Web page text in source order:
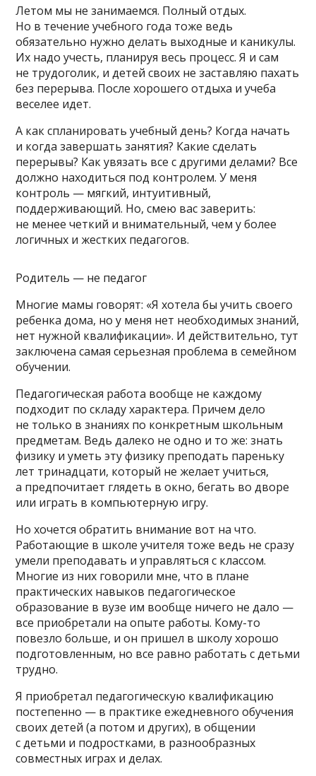
Летом мы не занимаемся. Полный отдых.
Но в течение учебного года тоже ведь
обязательно нужно делать выходные и каникулы.
Их надо учесть, планируя весь процесс. Я и сам
не трудоголик, и детей своих не заставляю пахать
без перерыва. После хорошего отдыха и учеба
веселее идет.
А как спланировать учебный день? Когда начать
и когда завершать занятия? Какие сделать
перерывы? Как увязать все с другими делами? Все
должно находиться под контролем. У меня
контроль — мягкий, интуитивный,
поддерживающий. Но, смею вас заверить:
не менее четкий и внимательный, чем у более
логичных и жестких педагогов.
Родитель — не педагог
Многие мамы говорят: «Я хотела бы учить своего
ребенка дома, но у меня нет необходимых знаний,
нет нужной квалификации». И действительно, тут
заключена самая серьезная проблема в семейном
обучении.
Педагогическая работа вообще не каждому
подходит по складу характера. Причем дело
не только в знаниях по конкретным школьным
предметам. Ведь далеко не одно и то же: знать
физику и уметь эту физику преподать пареньку
лет тринадцати, который не желает учиться,
а предпочитает глядеть в окно, бегать во дворе
или играть в компьютерную игру.
Но хочется обратить внимание вот на что.
Работающие в школе учителя тоже ведь не сразу
умели преподавать и управляться с классом.
Многие из них говорили мне, что в плане
практических навыков педагогическое
образование в вузе им вообще ничего не дало —
все приобретали на опыте работы. Кому-то
повезло больше, и он пришел в школу хорошо
подготовленным, но все равно работать с детьми
трудно.
Я приобретал педагогическую квалификацию
постепенно — в практике ежедневного обучения
своих детей (а потом и других), в общении
с детьми и подростками, в разнообразных
совместных играх и делах.